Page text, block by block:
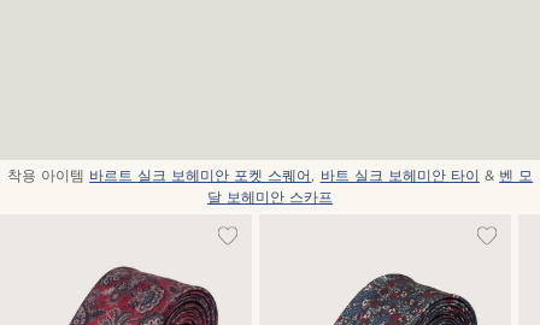
착용 아이템 바르트 실크 보헤미안 포켓 스퀘어, 바트 실크 보헤미안 타이 & 벤 모
달 보헤미안 스카프